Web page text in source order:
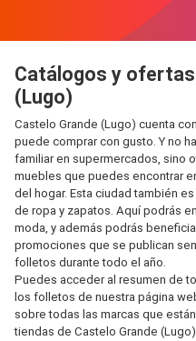
Catálogos y
(Lugo)
Castelo Grande (Lugo) cuenta
puede comprar con gusto. Y no
familiar en supermercados, sino
muebles que puedes encontrar
del hogar. Esta ciudad también
de ropa y zapatos. Aquí podrás
moda, y además podrás
promociones que se publican
folletos durante todo el año.
Puedes acceder al resumen de
los folletos de nuestra página
sobre todas las marcas que
tiendas de Castelo Grande